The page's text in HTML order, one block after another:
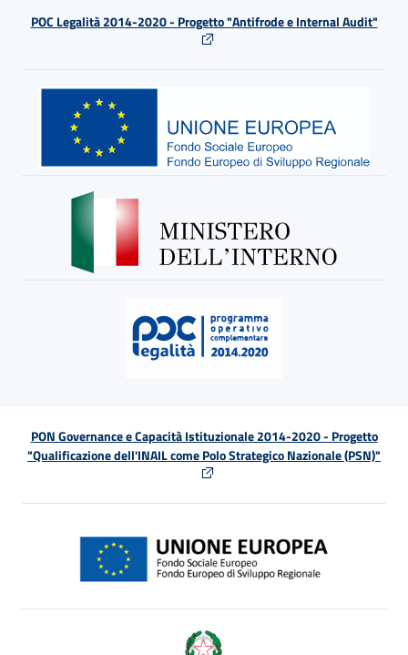
POC Legalità 2014-2020 - Progetto "Antifrode e Internal Audit"
PON Governance e Capacità Istituzionale 2014-2020 - Progetto
"Qualificazione dell'INAIL come Polo Strategico Nazionale (PSN)"